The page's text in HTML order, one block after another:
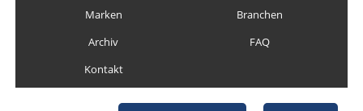
Marken
Branchen
Archiv
FAQ
Kontakt